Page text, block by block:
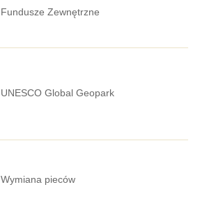
Fundusze Zewnętrzne
UNESCO Global Geopark
Wymiana pieców